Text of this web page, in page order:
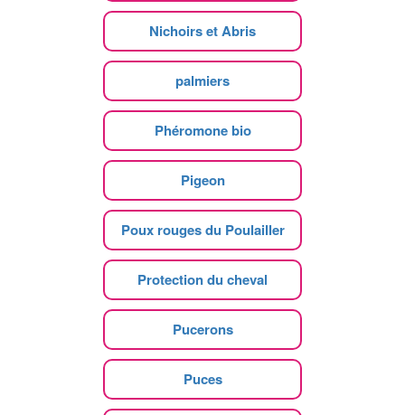
Nichoirs et Abris
palmiers
Phéromone bio
Pigeon
Poux rouges du Poulailler
Protection du cheval
Pucerons
Puces